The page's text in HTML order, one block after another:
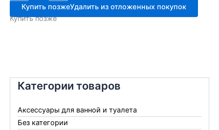
Категории товаров
Аксессуары для ванной и туалета
Без категории
Ёрш
д/
унитаза
Купить позжеУдалить из отложенных покупок
Купить позже